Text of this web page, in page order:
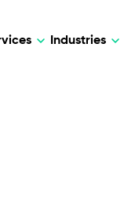
Industries